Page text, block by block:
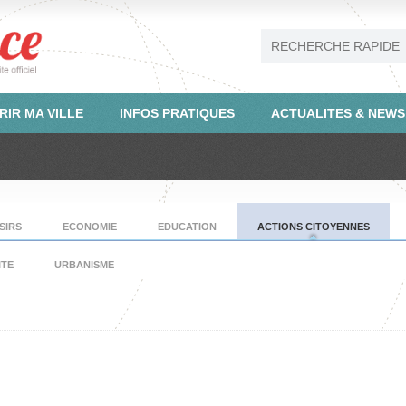
MA VILLE INFOS PRATIQUES ACTUALITES & NEWS
ECONOMIE EDUCATION ACTIONS CITOYENNES
URBANISME